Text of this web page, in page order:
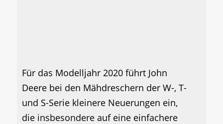
Für das Modelljahr 2020 führt John
Deere bei den Mähdreschern der W-, T-
und S-Serie kleinere Neuerungen ein,
die insbesondere auf eine einfachere